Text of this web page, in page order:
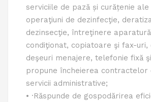
serviciile de pază și curățenie ale
operaţiuni de dezinfecţie,
dezinsecţie, întreţinere
condiţionat, copiatoare şi fax-uri,
deşeuri menajere, telefonie fixă
propune încheierea contractelor
servicii administrative;
• ·Răspunde de gospodărirea